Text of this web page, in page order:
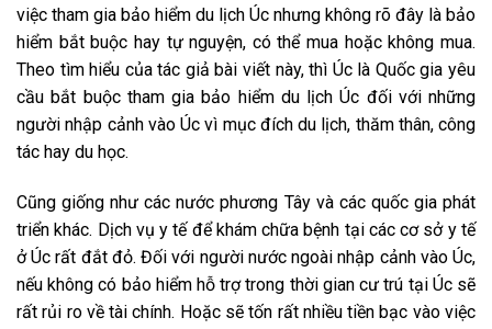
việc tham gia bảo hiểm du lịch Úc nhưng không rõ đây là bảo
hiểm bắt buộc hay tự nguyện, có thể mua hoặc không mua.
Theo tìm hiểu của tác giả bài viết này, thì Úc là Quốc gia yêu
cầu bắt buộc tham gia bảo hiểm du lịch Úc đối với những
người nhập cảnh vào Úc vì mục đích du lịch, thăm thân, công
tác hay du học.
Cũng giống như các nước phương Tây và các quốc gia phát
triển khác. Dịch vụ y tế để khám chữa bệnh tại các cơ sở y tế
ở Úc rất đắt đỏ. Đối với người nước ngoài nhập cảnh vào Úc,
nếu không có bảo hiểm hỗ trợ trong thời gian cư trú tại Úc sẽ
rất rủi ro về tài chính. Hoặc sẽ tốn rất nhiều tiền bạc vào việc